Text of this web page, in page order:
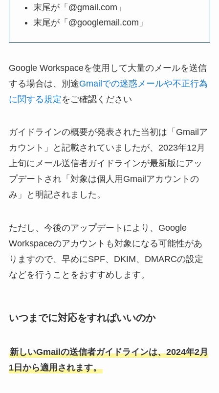
末尾が「@gmail.com」
末尾が「@googlemail.com」
Google Workspaceを使用して大量のメールを送信
する場合は、別途Gmailでの迷惑メールや不正行為
に関する規定 をご確認ください
ガイドラインの概要が発表された当初は「Gmailア
カウント」と記載されていましたが、2023年12月
上旬にメール送信者ガイドラインが最新版にアッ
プデートされ「対象は個人用Gmailアカウントの
み」と明記されました。
ただし、今後のアップデートにより、Google
Workspaceのアカウントも対象になる可能性があ
りますので、早めにSPF、DKIM、DMARCの設定
などを行うことをおすすめします。
いつまでに対応をすればいいのか
新しいGmailの送信者ガイドラインは、2024年2月
1日から適用されます。